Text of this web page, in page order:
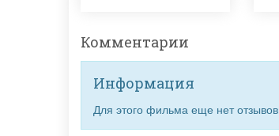
Комментарии
Информация
Для этого фильма еще нет отзывов